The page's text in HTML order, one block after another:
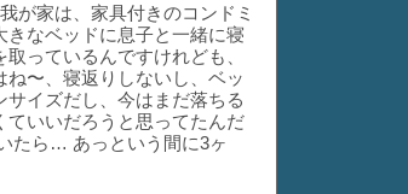
我が家は、家具付きのコンドミ
きなベッドに息子と一緒に寝
取っているんですけれども、
ね〜、寝返りしないし、ベッ
サイズだし、今はまだ落ちる
ていいだろうと思ってたんだ
たら… あっという間に3ヶ